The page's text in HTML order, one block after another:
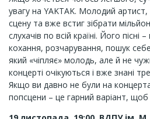
увагу на YAKTAK. Молодий артист,
сцену та вже встиг зібрати
слухачів по всій країні. Його
кохання, розчарування, пошук
який «чіпляє» молодь, але й не
концерті очікуються і вже знані
Якщо ви давно не були на
попсцени – це гарний варіант,